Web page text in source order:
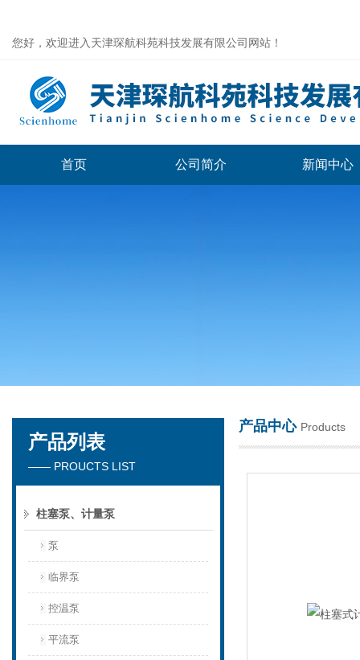
您好，欢迎进入天津琛航科苑科技发展有限公司网站！
天津琛航科苑科技发展有限公司
首页 公司简介 新闻中心
产品列表
—— PROUCTS LIST
柱塞泵、计量泵
泵
临界泵
控温泵
平流泵
产品中心 Products